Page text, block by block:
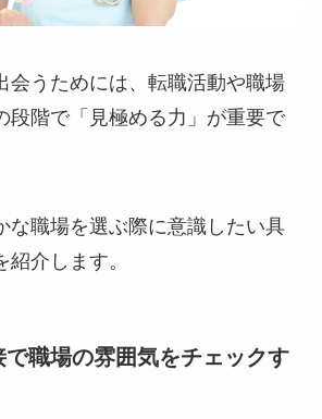
会うためには、転職活動や職場
段階で「見極める力」が重要で
な職場を選ぶ際に意識したい具
介します。
職場の雰囲気をチェックす